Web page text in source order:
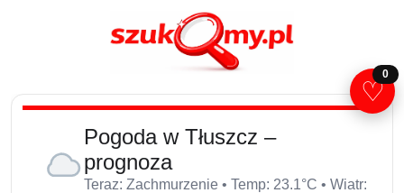
Pogoda w Tłuszcz –
prognoza
Teraz: Zachmurzenie • Temp: 23.1°C • Wiatr:
♡
0